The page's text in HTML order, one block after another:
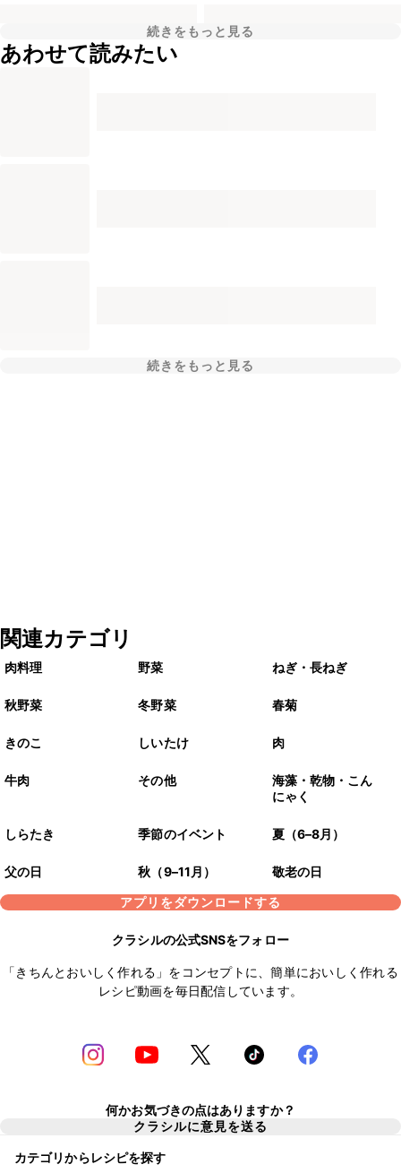
続きをもっと見る
あわせて読みたい
続きをもっと見る
関連カテゴリ
肉料理 野菜 ねぎ・長ねぎ
秋野菜 冬野菜 春菊
きのこ しいたけ 肉
牛肉 その他
海藻・乾物・こん
にゃく
しらたき 季節のイベント 夏（6–8月）
父の日 秋（9–11月）
敬老の日
アプリをダウンロードする
クラシルの公式SNSをフォロー
「きちんとおいしく作れる」をコンセプトに、簡単においしく作れる
レシピ動画を毎日配信しています。
何かお気づきの点はありますか？
クラシルに意見を送る
カテゴリからレシピを探す